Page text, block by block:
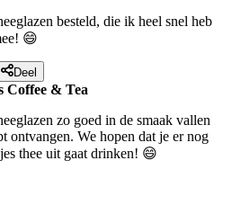
besteld, die ik heel snel heb
😄
Deel
Coffee & Tea
zo goed in de smaak vallen
ontvangen. We hopen dat je er nog
thee uit gaat drinken! 😄